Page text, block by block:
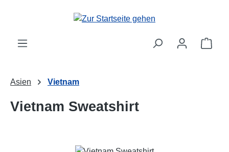
Zum Hauptinhalt springen
Asien Vietnam
Vietnam Sweatshirt